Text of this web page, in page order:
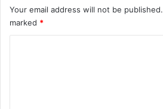
जब्त
Your email address will not be published.
marked *